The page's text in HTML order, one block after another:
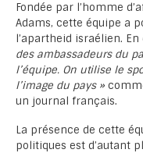
Fondée par l’homme
Adams, cette équipe a
l’apartheid israélien. En
des ambassadeurs du
l’équipe. On utilise le
l’image du pays »
un journal français.
La présence de cette
politiques est d’autant